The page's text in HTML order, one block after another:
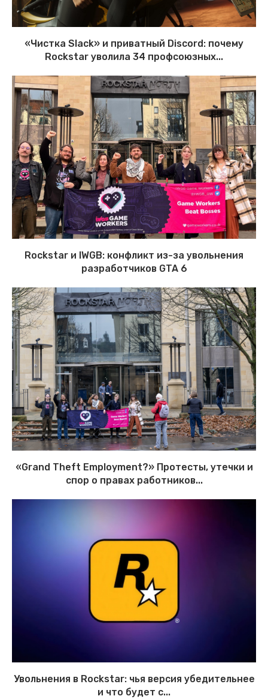
«Чистка Slack» и приватный Discord: почему
Rockstar уволила 34 профсоюзных...
Rockstar и IWGB: конфликт из-за увольнения
разработчиков GTA 6
«Grand Theft Employment?» Протесты, утечки и
спор о правах работников...
Увольнения в Rockstar: чья версия убедительнее
и что будет с...